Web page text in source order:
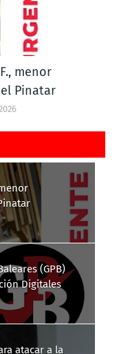
menor
Pinatar
(GPB)
Digitales
atacar a la